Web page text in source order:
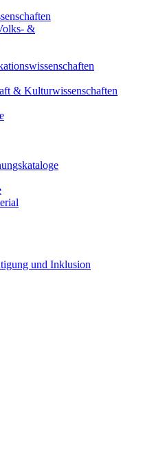
&
& Kulturwissenschaften
und Inklusion